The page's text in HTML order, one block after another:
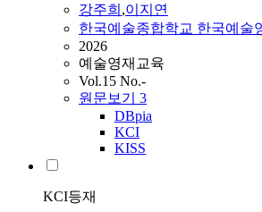
강주희 ,이지연
한국예술종합학교 한국예술
2026
예술영재교육
Vol.15 No.-
원문보기 3
DBpia
KCI
KISS
KCI등재